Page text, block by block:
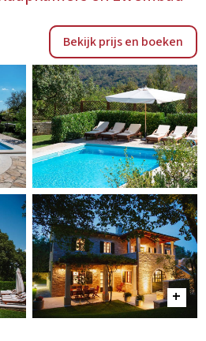
Bekijk prijs en boeken